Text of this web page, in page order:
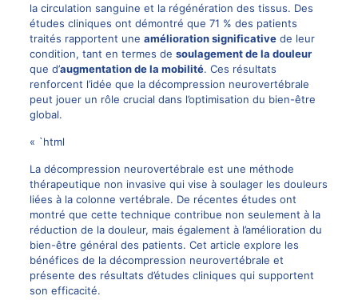
la circulation sanguine et la régénération des tissus. Des
études cliniques ont démontré que 71 % des patients
traités rapportent une amélioration significativede leur
condition, tant en termes de soulagement de la douleur
que d’augmentation de la mobilité. Ces résultats
renforcent l’idée que la décompression neurovertébrale
peut jouer un rôle crucial dans l’optimisation du bien-être
global.
« `html
La décompression neurovertébrale est une méthode
thérapeutique non invasive qui vise à soulager les douleurs
liées à la colonne vertébrale. De récentes études ont
montré que cette technique contribue non seulement à la
réduction de la douleur, mais également à l’amélioration du
bien-être général des patients. Cet article explore les
bénéfices de la décompression neurovertébrale et
présente des résultats d’études cliniques qui supportent
son efficacité.